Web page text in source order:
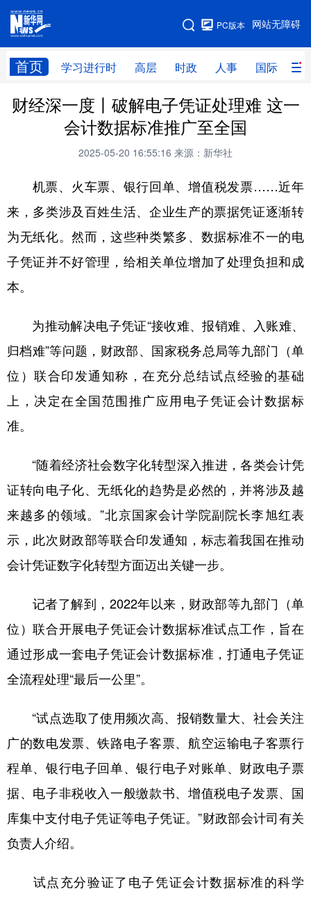
网站无障碍
PC版本
首页 学习进行时 高层 时政 人事 国际 财
网站地图
学习进行时 高层 时政 人事
财经 网评
科技 科创 量子 体育
文化
彩票 娱乐 时尚 悦读
地方频道
北京 天津 河北 山西
辽宁 吉林 上海
浙江 福建 江西
山东 河南 湖北 湖南
广东 广西 海南 重庆
四川 贵州
陕西 甘肃 青海 宁夏
新疆 内蒙古 黑龙江
多语种频道
English Español Français عربى
Deutsch Português
财经深一度丨破解电子凭证处理难 这一
会计数据标准推广至全国
2025-05-20 16:55:16 来源：新华社
机票、火车票、银行回单、增值税发票……近年
来，多类涉及百姓生活、企业生产的票据凭证逐渐转
为无纸化。然而，这些种类繁多、数据标准不一的电
子凭证并不好管理，给相关单位增加了处理负担和成
本。
为推动解决电子凭证“接收难、报销难、入账难、
归档难”等问题，财政部、国家税务总局等九部门（单
位）联合印发通知称，在充分总结试点经验的基础
上，决定在全国范围推广应用电子凭证会计数据标
准。
“随着经济社会数字化转型深入推进，各类会计凭
证转向电子化、无纸化的趋势是必然的，并将涉及越
来越多的领域。”北京国家会计学院副院长李旭红表
示，此次财政部等联合印发通知，标志着我国在推动
会计凭证数字化转型方面迈出关键一步。
记者了解到，2022年以来，财政部等九部门（单
位）联合开展电子凭证会计数据标准试点工作，旨在
通过形成一套电子凭证会计数据标准，打通电子凭证
全流程处理“最后一公里”。
“试点选取了使用频次高、报销数量大、社会关注
广的数电发票、铁路电子客票、航空运输电子客票行
程单、银行电子回单、银行电子对账单、财政电子票
据、电子非税收入一般缴款书、增值税电子发票、国
库集中支付电子凭证等电子凭证。”财政部会计司有关
负责人介绍。
试点充分验证了电子凭证会计数据标准的科学